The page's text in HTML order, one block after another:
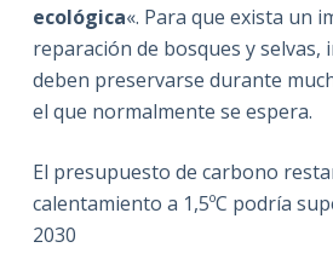
ecológica«. Para que exista un
reparación de bosques y selvas,
deben preservarse durante
el que normalmente se espera.
El presupuesto de carbono
calentamiento a 1,5ºC podría
2030